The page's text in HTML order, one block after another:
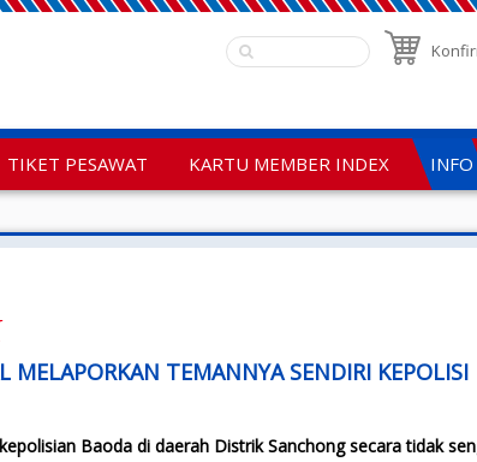
TIKET PESAWAT KARTU MEMBER INDEX INFO
MELAPORKAN TEMANNYA SENDIRI KEPOLISI
Baoda di daerah Distrik Sanchong secara tidak